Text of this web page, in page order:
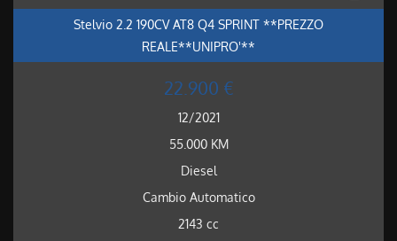
Stelvio 2.2 190CV AT8 Q4 SPRINT **PREZZO
REALE**UNIPRO'**
22.900 €
12/2021
55.000 KM
Diesel
Cambio Automatico
2143 cc